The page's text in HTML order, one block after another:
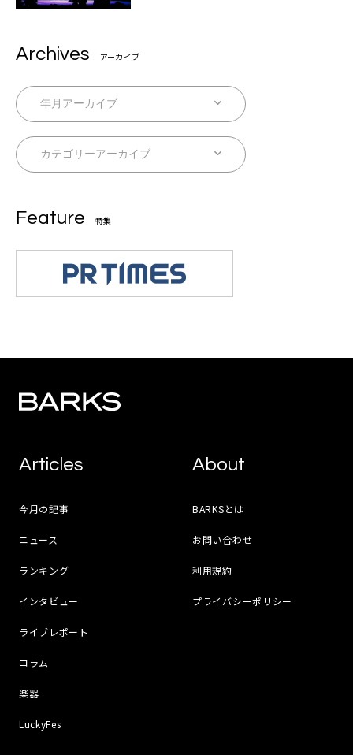
Archives アーカイブ
Feature 特集
Articles
今月の記事
ニュース
ランキング
インタビュー
ライブレポート
コラム
楽器
LuckyFes
About
BARKSとは
お問い合わせ
利用規約
プライバシーポリシー